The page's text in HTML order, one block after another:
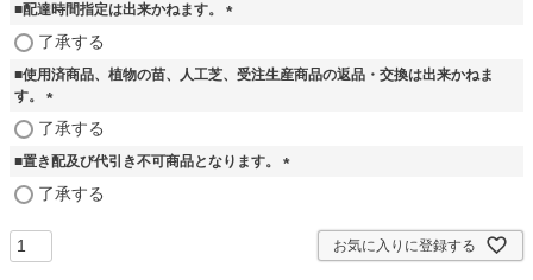
■配達時間指定は出来かねます。
須
了承する
■使用済商品、植物の苗、人工芝、受注生産商品の返品・交換は出来かねま
す。
(
須
)
了承する
■置き配及び代引き不可商品となります。
了承する
お気に入りに登録する